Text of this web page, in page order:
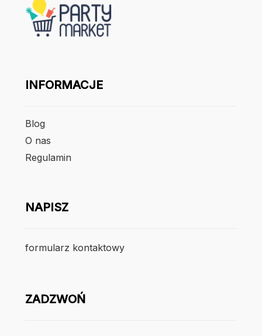
INFORMACJE
Blog
O nas
Regulamin
NAPISZ
formularz kontaktowy
ZADZWOŃ